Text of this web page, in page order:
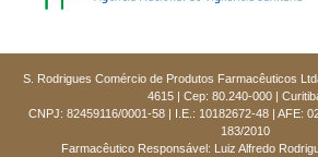
S. Rodrigues Comércio de Produtos Farmacêuticos
4615 | Cep: 80.240-000 |
CNPJ: 82459116/0001-58 | I.E.: 10182672-48 | AFE:
183/2010
Farmacêutico Responsável: Luiz Alfredo